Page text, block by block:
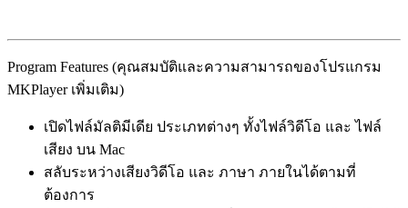
Program Features (คุณสมบัติและความสามารถของโปรแกรม
MKPlayer เพิ่มเติม)
เปิดไฟล์มัลติมีเดีย ประเภทต่างๆ ทั้งไฟล์วิดีโอ และ ไฟล์
เสียง บน Mac
สลับระหว่างเสียงวิดีโอ และ ภาษา ภายในได้ตามที่
ต้องการ